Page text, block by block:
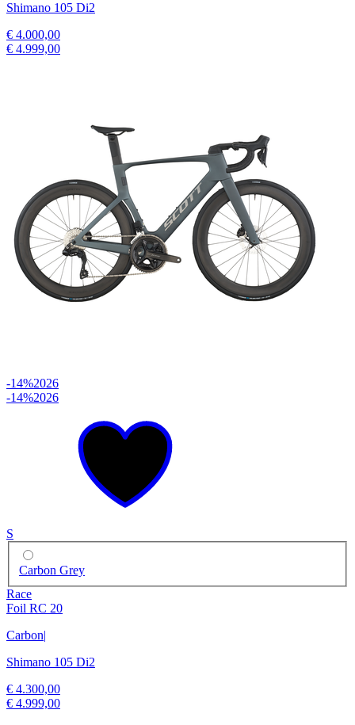
Shimano 105 Di2
€ 4.000,00
€ 4.999,00
-14%2026
-14%2026
S
Carbon Grey
Race
Foil RC 20
Carbon|
Shimano 105 Di2
€ 4.300,00
€ 4.999,00